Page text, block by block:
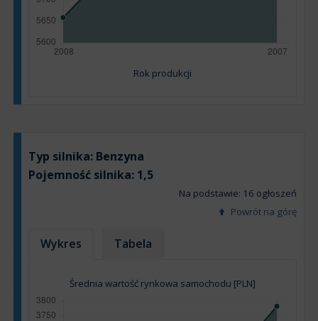
Rok produkcji
Typ silnika: Benzyna
Pojemność silnika: 1,5
Na podstawie: 16 ogłoszeń
Powrót na górę
Wykres Tabela
Średnia wartość rynkowa samochodu [PLN]